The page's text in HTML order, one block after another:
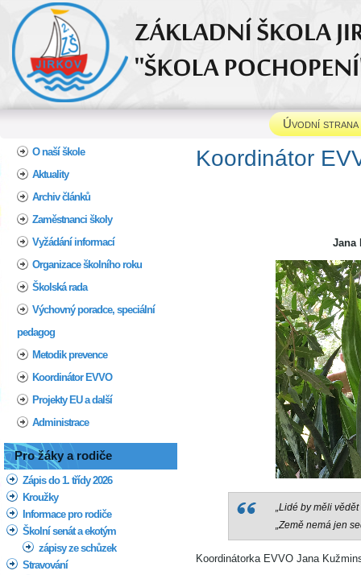
Úvodní strana
O naší škole
Aktuality
Archiv článků
Zaměstnanci školy
Vyžádání informací
Organizace školního roku
Školská rada
Výchovný poradce, speciální
pedagog
Metodik prevence
Koordinátor EVVO
Projekty EU a další
Administrace
Pro žáky a rodiče
Zápis do 1. třídy 2026
Kroužky
Informace pro rodiče
Školní senát a ekotým
zápisy ze schůzek
Stravování
Koordinátor
Jana
„Lidé by měli
„Země nemá jen
Koordinátorka EVVO Jana